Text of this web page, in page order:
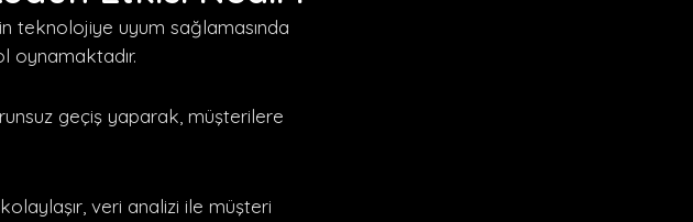
teknolojiye uyum sağlamasında
oynamaktadır.
geçiş yaparak, müşterilere
veri analizi ile müşteri